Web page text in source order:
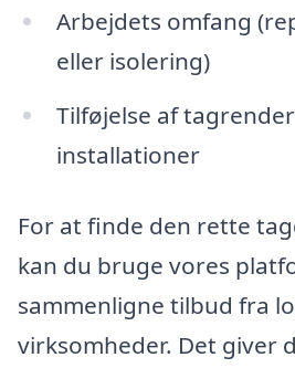
Arbejdets omfang
eller isolering)
Tilføjelse af
installationer
For at finde den rette
kan du bruge vores
sammenligne tilbud fra
virksomheder. Det giver